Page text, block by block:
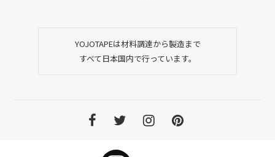
YOJOTAPEは材料調達から製造まで
すべて日本国内で行っています。